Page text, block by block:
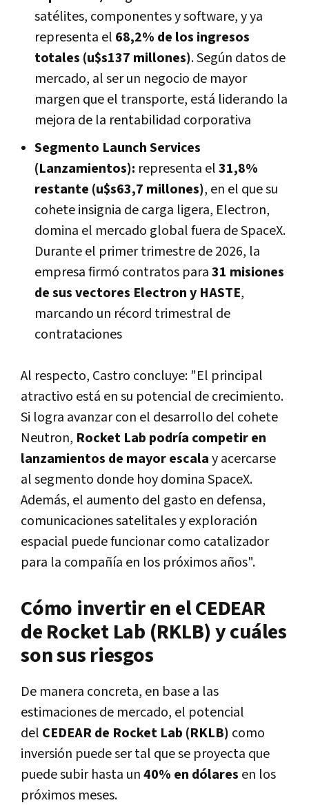
satélites, componentes y software, y ya
representa el 68,2% de los ingresos
totales (u$s137 millones). Según datos de
mercado, al ser un negocio de mayor
margen que el transporte, está liderando la
mejora de la rentabilidad corporativa
Segmento Launch Services
(Lanzamientos): representa el31,8%
restante (u$s63,7 millones), en el que su
cohete insignia de carga ligera, Electron,
domina el mercado global fuera de SpaceX.
Durante el primer trimestre de 2026, la
empresa firmó contratos para31 misiones
de sus vectores Electron y HASTE,
marcando un récord trimestral de
contrataciones
Al respecto, Castro concluye: "El principal
atractivo está en su potencial de crecimiento.
Si logra avanzar con el desarrollo del cohete
Neutron, Rocket Lab podría competir en
lanzamientos de mayor escalay acercarse
al segmento donde hoy domina SpaceX.
Además, el aumento del gasto en defensa,
comunicaciones satelitales y exploración
espacial puede funcionar como catalizador
para la compañía en los próximos años".
Cómo invertir en el CEDEAR
de Rocket Lab (RKLB) y cuáles
son sus riesgos
De manera concreta, en base a las
estimaciones de mercado, el potencial
del CEDEAR de Rocket Lab (RKLB) como
inversión puede ser tal que se proyecta que
puede subir hasta un40% en dólares en los
próximos meses.